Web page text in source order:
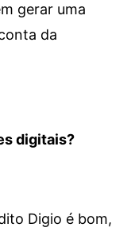
gerar uma
da
digitais?
Digio é bom,